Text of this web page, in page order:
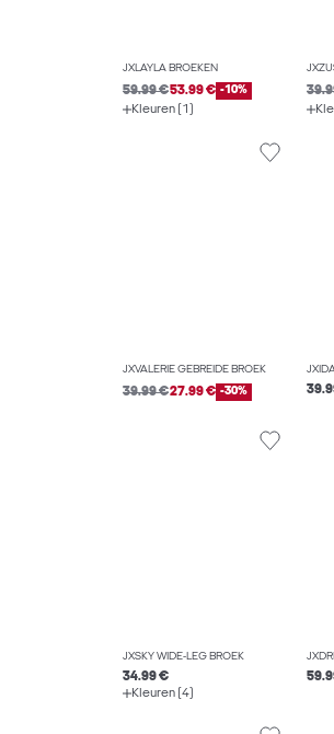
JXLAYLA BROEKEN
59.99 €53.99 € -10%
Kleuren (1)
JXVALERIE GEBREIDE BROEK
39.99 €27.99 € -30%
JXSKY WIDE-LEG BROEK
34.99 €
Kleuren (4)